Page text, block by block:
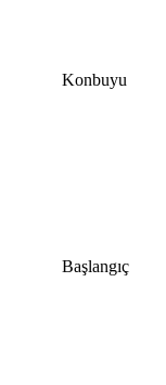
Konbuyu
Başlangıç